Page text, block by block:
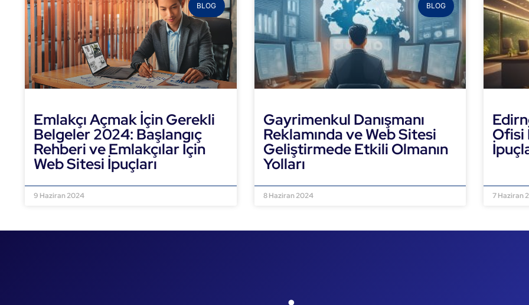
BLOG
Emlakçı Açmak İçin Gerekli
Belgeler 2024: Başlangıç
Rehberi ve Emlakçılar İçin
Web Sitesi İpuçları
9 Haziran 2024
BLOG
Gayrimenkul Danışmanı
Reklamında ve Web Sitesi
Geliştirmede Etkili Olmanın
Yolları
8 Haziran 2024
Ofisi
7 Haziran